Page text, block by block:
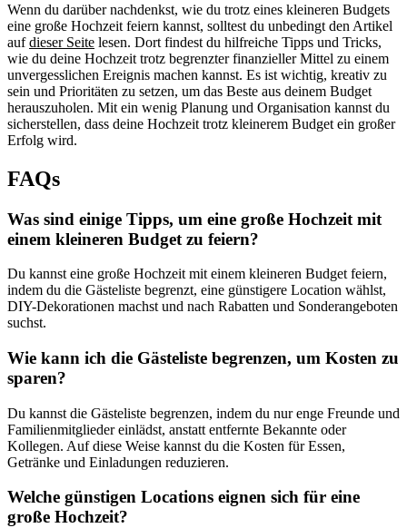
Wenn du darüber nachdenkst, wie du trotz eines kleineren Budgets
eine große Hochzeit feiern kannst, solltest du unbedingt den Artikel
aufdieser Seite lesen. Dort findest du hilfreiche Tipps und Tricks,
wie du deine Hochzeit trotz begrenzter finanzieller Mittel zu einem
unvergesslichen Ereignis machen kannst. Es ist wichtig, kreativ zu
sein und Prioritäten zu setzen, um das Beste aus deinem Budget
herauszuholen. Mit ein wenig Planung und Organisation kannst du
sicherstellen, dass deine Hochzeit trotz kleinerem Budget ein großer
Erfolg wird.
FAQs
Was sind einige Tipps, um eine große Hochzeit mit
einem kleineren Budget zu feiern?
Du kannst eine große Hochzeit mit einem kleineren Budget feiern,
indem du die Gästeliste begrenzt, eine günstigere Location wählst,
DIY-Dekorationen machst und nach Rabatten und Sonderangeboten
suchst.
Wie kann ich die Gästeliste begrenzen, um Kosten zu
sparen?
Du kannst die Gästeliste begrenzen, indem du nur enge Freunde und
Familienmitglieder einlädst, anstatt entfernte Bekannte oder
Kollegen. Auf diese Weise kannst du die Kosten für Essen,
Getränke und Einladungen reduzieren.
Welche günstigen Locations eignen sich für eine
große Hochzeit?